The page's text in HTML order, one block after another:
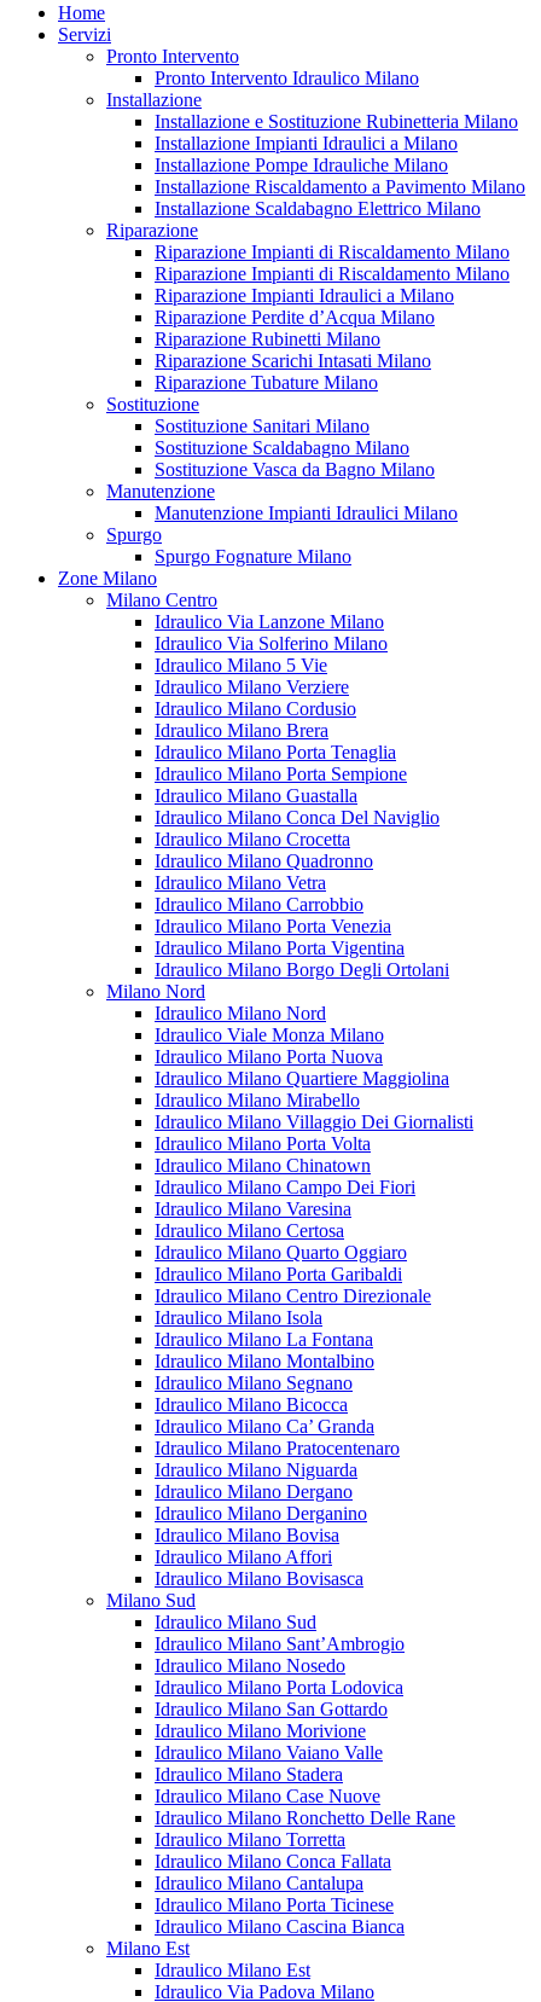
Home
Servizi
Pronto Intervento
Pronto Intervento Idraulico Milano
Installazione
Installazione e Sostituzione Rubinetteria Milano
Installazione Impianti Idraulici a Milano
Installazione Pompe Idrauliche Milano
Installazione Riscaldamento a Pavimento Milano
Installazione Scaldabagno Elettrico Milano
Riparazione
Riparazione Impianti di Riscaldamento Milano
Riparazione Impianti di Riscaldamento Milano
Riparazione Impianti Idraulici a Milano
Riparazione Perdite d’Acqua Milano
Riparazione Rubinetti Milano
Riparazione Scarichi Intasati Milano
Riparazione Tubature Milano
Sostituzione
Sostituzione Sanitari Milano
Sostituzione Scaldabagno Milano
Sostituzione Vasca da Bagno Milano
Manutenzione
Manutenzione Impianti Idraulici Milano
Spurgo
Spurgo Fognature Milano
Zone Milano
Milano Centro
Idraulico Via Lanzone Milano
Idraulico Via Solferino Milano
Idraulico Milano 5 Vie
Idraulico Milano Verziere
Idraulico Milano Cordusio
Idraulico Milano Brera
Idraulico Milano Porta Tenaglia
Idraulico Milano Porta Sempione
Idraulico Milano Guastalla
Idraulico Milano Conca Del Naviglio
Idraulico Milano Crocetta
Idraulico Milano Quadronno
Idraulico Milano Vetra
Idraulico Milano Carrobbio
Idraulico Milano Porta Venezia
Idraulico Milano Porta Vigentina
Idraulico Milano Borgo Degli Ortolani
Milano Nord
Idraulico Milano Nord
Idraulico Viale Monza Milano
Idraulico Milano Porta Nuova
Idraulico Milano Quartiere Maggiolina
Idraulico Milano Mirabello
Idraulico Milano Villaggio Dei Giornalisti
Idraulico Milano Porta Volta
Idraulico Milano Chinatown
Idraulico Milano Campo Dei Fiori
Idraulico Milano Varesina
Idraulico Milano Certosa
Idraulico Milano Quarto Oggiaro
Idraulico Milano Porta Garibaldi
Idraulico Milano Centro Direzionale
Idraulico Milano Isola
Idraulico Milano La Fontana
Idraulico Milano Montalbino
Idraulico Milano Segnano
Idraulico Milano Bicocca
Idraulico Milano Ca’ Granda
Idraulico Milano Pratocentenaro
Idraulico Milano Niguarda
Idraulico Milano Dergano
Idraulico Milano Derganino
Idraulico Milano Bovisa
Idraulico Milano Affori
Idraulico Milano Bovisasca
Milano Sud
Idraulico Milano Sud
Idraulico Milano Sant’Ambrogio
Idraulico Milano Nosedo
Idraulico Milano Porta Lodovica
Idraulico Milano San Gottardo
Idraulico Milano Morivione
Idraulico Milano Vaiano Valle
Idraulico Milano Stadera
Idraulico Milano Case Nuove
Idraulico Milano Ronchetto Delle Rane
Idraulico Milano Torretta
Idraulico Milano Conca Fallata
Idraulico Milano Cantalupa
Idraulico Milano Porta Ticinese
Idraulico Milano Cascina Bianca
Milano Est
Idraulico Milano Est
Idraulico Via Padova Milano